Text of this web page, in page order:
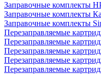
Заправочные комплекты
Заправочные комплекты
Заправочные комплекты
Перезаправляемые
Перезаправляемые
Перезаправляемые
Перезаправляемые
Перезаправляемые